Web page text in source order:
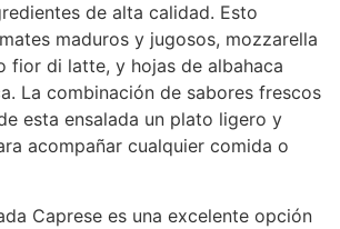
de alta calidad. Esto
maduros y jugosos, mozzarella
fior di latte, y hojas de albahaca
La combinación de sabores frescos
esta ensalada un plato ligero y
acompañar cualquier comida o
Caprese es una excelente opción